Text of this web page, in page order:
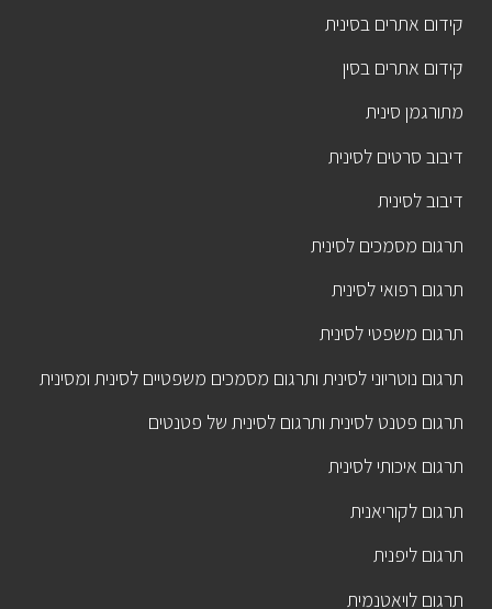
קידום אתרים בסינית
קידום אתרים בסין
מתורגמן סינית
דיבוב סרטים לסינית
דיבוב לסינית
תרגום מסמכים לסינית
תרגום רפואי לסינית
תרגום משפטי לסינית
תרגום נוטריוני לסינית ותרגום מסמכים משפטיים לסינית ומסינית
תרגום פטנט לסינית ותרגום לסינית של פטנטים
תרגום איכותי לסינית
תרגום לקוריאנית
תרגום ליפנית
תרגום לויאטנמית